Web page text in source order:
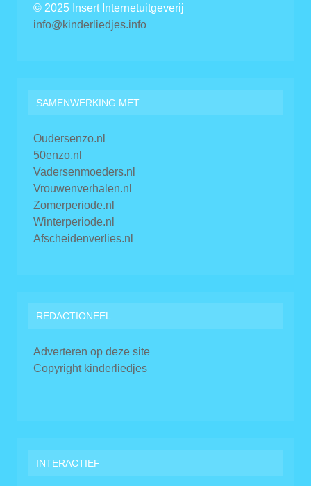
© 2025 Insert Internetuitgeverij
info@kinderliedjes.info
SAMENWERKING MET
Oudersenzo.nl
50enzo.nl
Vadersenmoeders.nl
Vrouwenverhalen.nl
Zomerperiode.nl
Winterperiode.nl
Afscheidenverlies.nl
REDACTIONEEL
Adverteren op deze site
Copyright kinderliedjes
INTERACTIEF